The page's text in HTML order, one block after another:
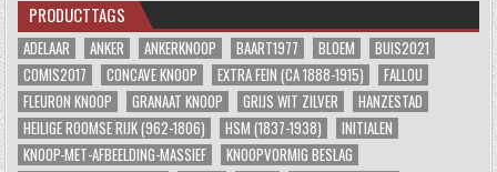
PRODUCTTAGS
ADELAAR ANKER ANKERKNOOP BAART1977 BLOEM
BUIS2021
COMIS2017
CONCAVE KNOOP EXTRA FEIN (CA 1888-1915)
FALLOU
FLEURON KNOOP
GRANAAT KNOOP GRIJS WIT ZILVER
HANZESTAD
HEILIGE ROOMSE RIJK (962-1806)
HSM (1837-1938)
INITIALEN
KNOOP-MET-AFBEELDING-MASSIEF
KNOOPVORMIG BESLAG